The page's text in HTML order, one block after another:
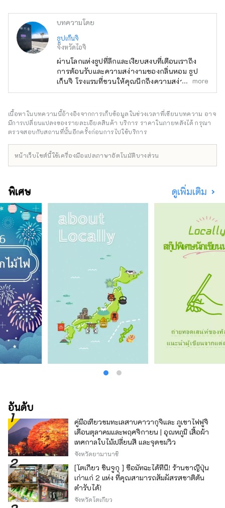
บทความโดย
ธูปเก็นจิ
จังหวัดไอจิ
ผ่านโลกแห่งธูปที่ลึกและเงียบสงบที่เตือนเราถึง
การต้อนรับและความสง่างามของกลิ่นหอม ธูป
เก็นจิ โรงแรมที่ชวนให้คุณนึกถึงความสง่างามแห่ง
ยุคของตำนานเก็นจิ โรงแรมของเราเป็นโรงแรม
ปลุกความสงบแห่งจิตใจที่ถูกลืม คุณจะสัมผัสได้
ถึงความสบายของธูปทุกที่ในห้องของคุณและทั่ว
ทั้งโรงแรม
more
เนื้อหาในบทความนี้อ้างอิงจากการเก็บข้อมูลในช่วงเวลาที่เขียนบทความ อาจ
มีการเปลี่ยนแปลงของรายละเอียดสินค้า บริการ ราคาในภายหลังได้ กรุณา
ตรวจสอบกับสถานที่นั้นอีกครั้งก่อนการไปใช้บริการ
หน้าเว็บไซต์นี้ใช้เครื่องมือแปลภาษาอัตโนมัติบางส่วน
พิเศษ ดูเพิ่มเติม
อันดับ
คู่มือเที่ยวชมทะเลสาบคาวากุจิและ ภูเขาไฟฟูจิ
เดือนตุลาคมและพฤศจิกายน | อุณหภูมิ เสื้อผ้า
เทศกาลใบไม้เปลี่ยนสี และจุดชมวิว
จังหวัดยามานาชิ
[โตเกียว ชินจูกุ ] ซื้อมัทฉะได้ที่นี่! ร้านชาญี่ปุ่น
เก่าแก่ 2 แห่ง ที่คุณสามารถสัมผัสรสชาติต้น
ตำรับได้!
จังหวัดโตเกียว